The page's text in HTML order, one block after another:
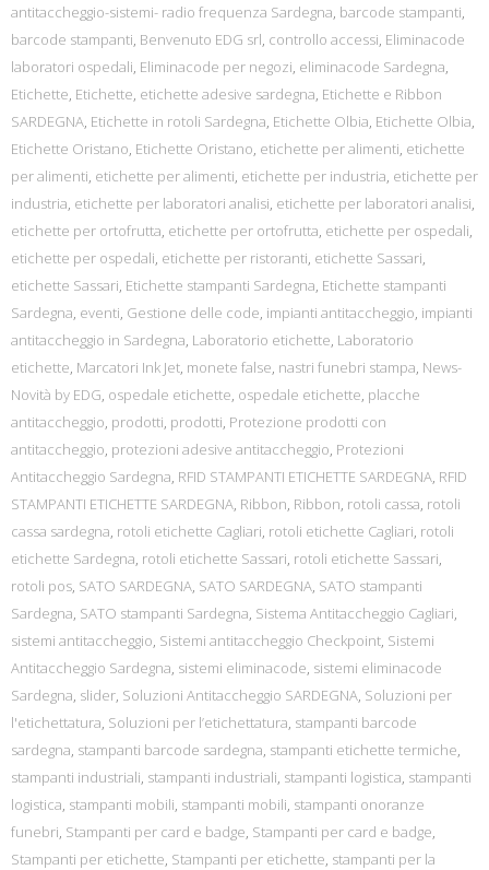
antitaccheggio-sistemi- radio frequenza Sardegna, barcode stampanti,
barcode stampanti, Benvenuto EDG srl, controllo accessi, Eliminacode
laboratori ospedali, Eliminacode per negozi, eliminacode Sardegna,
Etichette, Etichette, etichette adesive sardegna, Etichette e Ribbon
SARDEGNA, Etichette in rotoli Sardegna, Etichette Olbia, Etichette Olbia,
Etichette Oristano, Etichette Oristano, etichette per alimenti, etichette
per alimenti, etichette per alimenti, etichette per industria, etichette per
industria, etichette per laboratori analisi, etichette per laboratori analisi,
etichette per ortofrutta, etichette per ortofrutta, etichette per ospedali,
etichette per ospedali, etichette per ristoranti, etichette Sassari,
etichette Sassari, Etichette stampanti Sardegna, Etichette stampanti
Sardegna, eventi, Gestione delle code, impianti antitaccheggio, impianti
antitaccheggio in Sardegna, Laboratorio etichette, Laboratorio
etichette, Marcatori Ink Jet, monete false, nastri funebri stampa, News-
Novità by EDG, ospedale etichette, ospedale etichette, placche
antitaccheggio, prodotti, prodotti, Protezione prodotti con
antitaccheggio, protezioni adesive antitaccheggio, Protezioni
Antitaccheggio Sardegna, RFID STAMPANTI ETICHETTE SARDEGNA, RFID
STAMPANTI ETICHETTE SARDEGNA, Ribbon, Ribbon, rotoli cassa, rotoli
cassa sardegna, rotoli etichette Cagliari, rotoli etichette Cagliari, rotoli
etichette Sardegna, rotoli etichette Sassari, rotoli etichette Sassari,
rotoli pos, SATO SARDEGNA, SATO SARDEGNA, SATO stampanti
Sardegna, SATO stampanti Sardegna, Sistema Antitaccheggio Cagliari,
sistemi antitaccheggio, Sistemi antitaccheggio Checkpoint, Sistemi
Antitaccheggio Sardegna, sistemi eliminacode, sistemi eliminacode
Sardegna, slider, Soluzioni Antitaccheggio SARDEGNA, Soluzioni per
l'etichettatura, Soluzioni per l’etichettatura, stampanti barcode
sardegna, stampanti barcode sardegna, stampanti etichette termiche,
stampanti industriali, stampanti industriali, stampanti logistica, stampanti
logistica, stampanti mobili, stampanti mobili, stampanti onoranze
funebri, Stampanti per card e badge, Stampanti per card e badge,
Stampanti per etichette, Stampanti per etichette, stampanti per la